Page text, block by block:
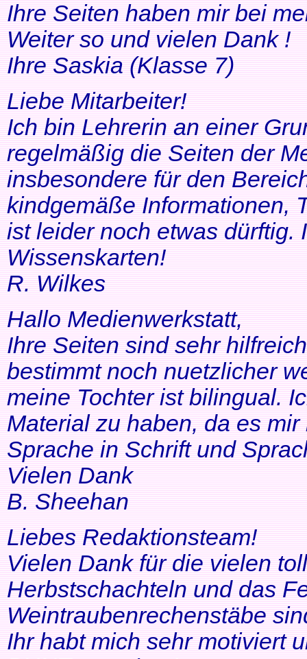
Ihre Seiten haben mir bei
Weiter so und vielen Dank !
Ihre Saskia (Klasse 7)
Liebe Mitarbeiter!
Ich bin Lehrerin an einer
regelmäßig die Seiten der
insbesondere für den
kindgemäße Informationen,
ist leider noch etwas dürftig.
Wissenskarten!
R. Wilkes
Hallo Medienwerkstatt,
Ihre Seiten sind sehr
bestimmt noch nuetzlicher
meine Tochter ist bilingual.
Material zu haben, da es
Sprache in Schrift und
Vielen Dank
B. Sheehan
Liebes Redaktionsteam!
Vielen Dank für die vielen
Herbstschachteln und das
Weintraubenrechenstäbe
Ihr habt mich sehr motiviert